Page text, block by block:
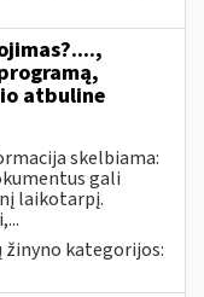
atbuline
skelbiama:
gali
laikotarpį.
žinyno kategorijos: